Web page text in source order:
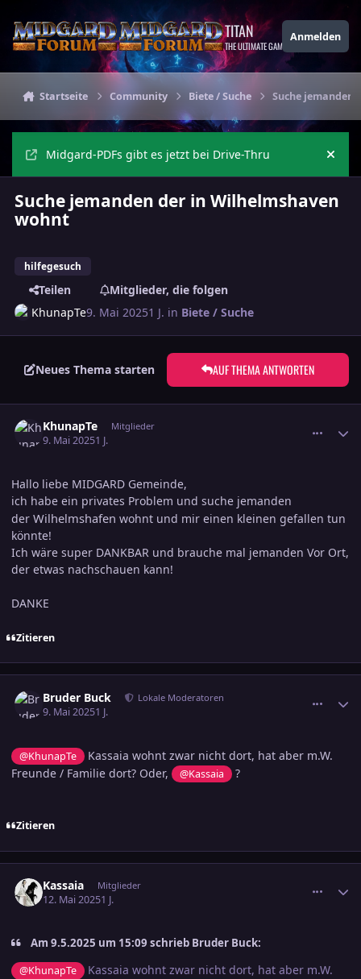
TITAN
THE ULTIMATE GAMING THEME
Anmelden
Startseite Community Biete / Suche Suche jemanden
Midgard-PDFs gibt es jetzt bei Drive-Thru
Suche jemanden der in Wilhelmshaven
wohnt
hilfegesuch
Teilen
Mitglieder, die folgen
KhunapTe9. Mai 20251 J. in Biete / Suche
Neues Thema starten AUF THEMA ANTWORTEN
KhunapTe Mitglieder
9. Mai 20251 J.
Hallo liebe MIDGARD Gemeinde,
ich habe ein privates Problem und suche jemanden
der Wilhelmshafen wohnt und mir einen kleinen gefallen tun
könnte!
Ich wäre super DANKBAR und brauche mal jemanden Vor Ort,
der etwas nachschauen kann!
DANKE
Zitieren
Bruder Buck Lokale Moderatoren
9. Mai 20251 J.
@KhunapTe
Kassaia wohnt zwar nicht dort, hat aber m.W.
Freunde / Familie dort? Oder,
@Kassaia ?
Zitieren
Kassaia Mitglieder
12. Mai 20251 J.
Am 9.5.2025 um 15:09 schrieb Bruder Buck:
@KhunapTe
Kassaia wohnt zwar nicht dort, hat aber m.W.